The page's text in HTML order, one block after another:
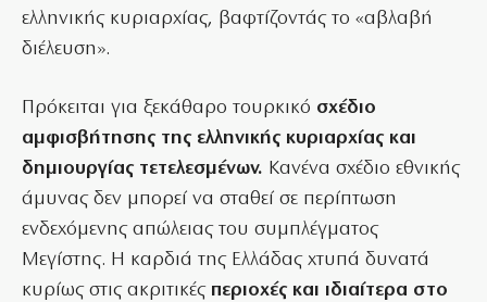
ελληνικής κυριαρχίας, βαφτίζοντάς το «αβλαβή
διέλευση».
Πρόκειται για ξεκάθαρο τουρκικό σχέδιο
αμφισβήτησης της ελληνικής κυριαρχίας και
δημιουργίας τετελεσμένων. Κανένα σχέδιο εθνικής
άμυνας δεν μπορεί να σταθεί σε περίπτωση
ενδεχόμενης απώλειας του συμπλέγματος
Μεγίστης. Η καρδιά της Ελλάδας χτυπά δυνατά
κυρίως στις ακριτικές περιοχές και ιδιαίτερα στο